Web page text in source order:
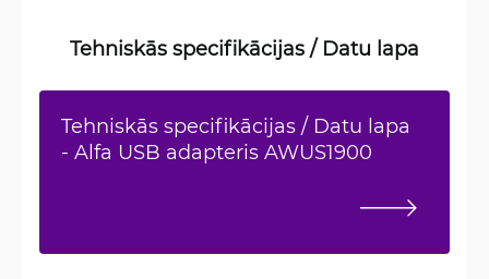
Tehniskās specifikācijas / Datu lapa
Tehniskās specifikācijas / Datu lapa
- Alfa USB adapteris AWUS1900